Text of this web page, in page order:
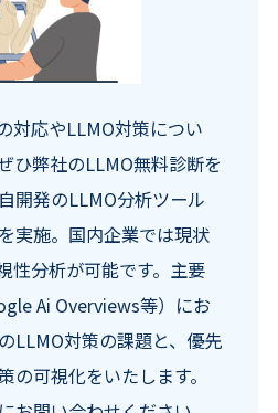
対応やLLMO対策につい
ひ弊社のLLMO無料診断を
開発のLLMO分析ツール
実施。国内企業では現状
性分析が可能です。主要
Ai Overviews等）にお
LLMO対策の課題と、優先
の可視化をいたします。